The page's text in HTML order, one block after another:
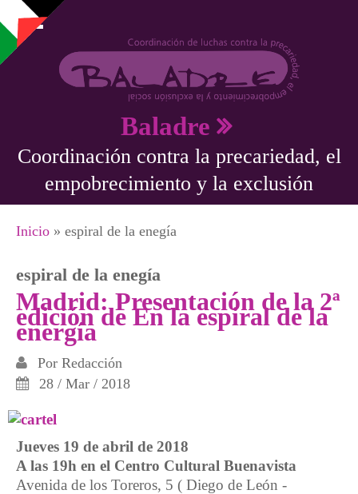
Pasar al contenido principal
Baladre
Coordinación contra la precariedad, el
empobrecimiento y la exclusión
Se encuentra usted aquí
Inicio » espiral de la enegía
espiral de la enegía
Madrid: Presentación de la 2ª
edición de En la espiral de la
energía
Por Redacción
28 / Mar / 2018
Jueves 19 de abril de 2018
A las 19h en el Centro Cultural Buenavista
Avenida de los Toreros, 5 ( Diego de León -